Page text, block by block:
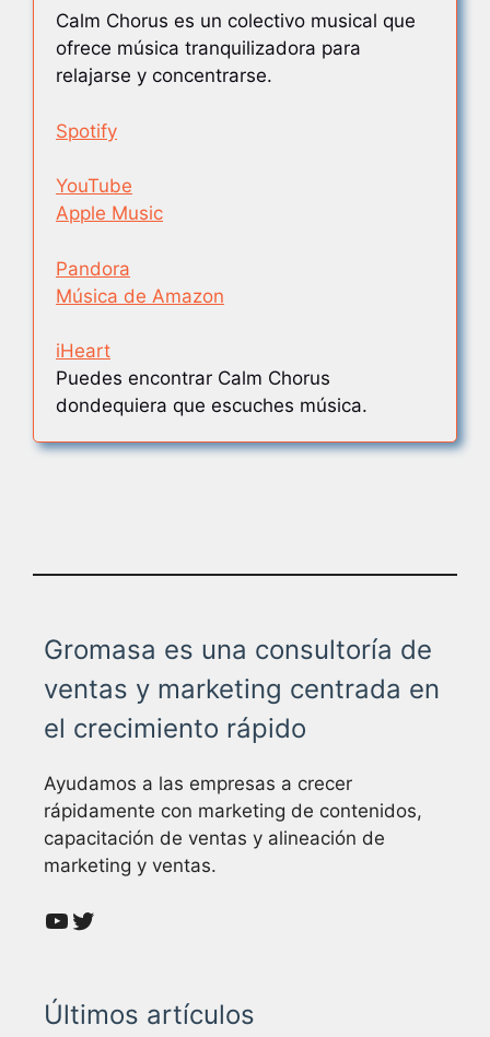
Calm Chorus es un colectivo musical que
ofrece música tranquilizadora para
relajarse y concentrarse.
Spotify
YouTube
Apple Music
Pandora
Música de Amazon
iHeart
Puedes encontrar Calm Chorus
dondequiera que escuches música.
Gromasa es una consultoría de
ventas y marketing centrada en
el crecimiento rápido
Ayudamos a las empresas a crecer
rápidamente con marketing de contenidos,
capacitación de ventas y alineación de
marketing y ventas.
YouTube
Twitter
Últimos artículos